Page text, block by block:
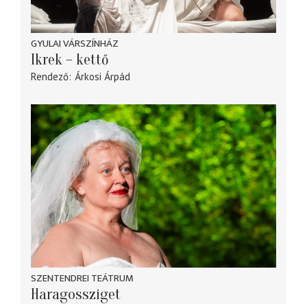
GYULAI VÁRSZÍNHÁZ
Ikrek – kettő
Rendező Árkosi Árpád
SZENTENDREI TEÁTRUM
Haragossziget